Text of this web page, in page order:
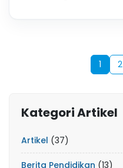
1 2
Kategori Artikel
Artikel (37)
Berita Pendidikan (13)